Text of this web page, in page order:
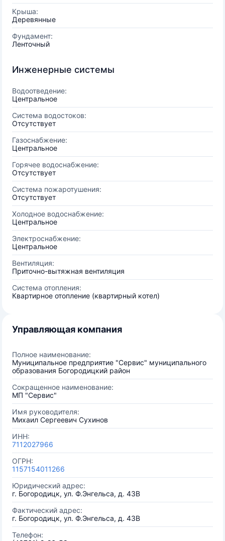
Крыша:
Деревянные
Фундамент:
Ленточный
Инженерные системы
Водоотведение:
Центральное
Система водостоков:
Отсутствует
Газоснабжение:
Центральное
Горячее водоснабжение:
Отсутствует
Система пожаротушения:
Отсутствует
Холодное водоснабжение:
Центральное
Электроснабжение:
Центральное
Вентиляция:
Приточно-вытяжная вентиляция
Система отопления:
Квартирное отопление (квартирный котел)
Управляющая компания
Полное наименование:
Муниципальное предприятие "Сервис" муниципального
образования Богородицкий район
Сокращенное наименование:
МП "Сервис"
Имя руководителя:
Михаил Сергеевич Сухинов
ИНН:
7112027966
ОГРН:
1157154011266
Юридический адрес:
г. Богородицк, ул. Ф.Энгельса, д. 43В
Фактический адрес:
г. Богородицк, ул. Ф.Энгельса, д. 43В
Телефон: